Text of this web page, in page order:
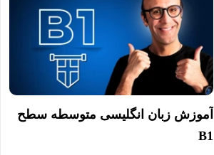
آموزش زبان انگلیسی متوسطه سطح
B1